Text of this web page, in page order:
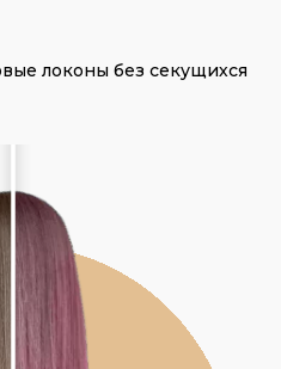
локоны без секущихся